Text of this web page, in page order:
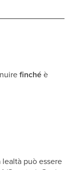
finchéè
può essere